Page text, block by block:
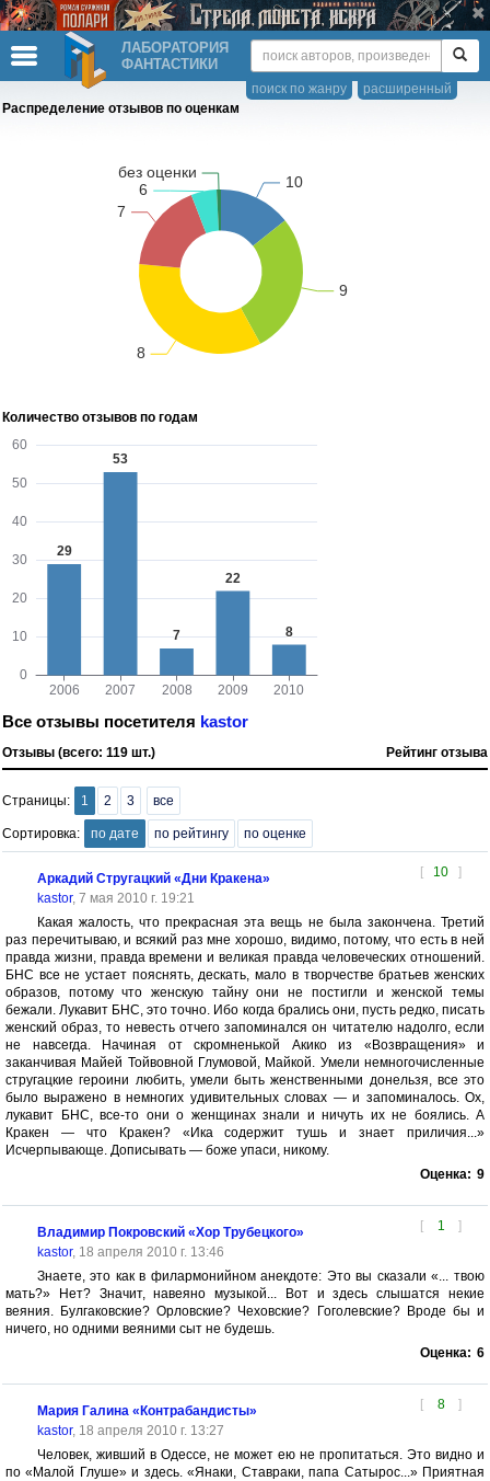
ЛАБОРАТОРИЯ
ФАНТАСТИКИ
расширенный
поиск по жанру
Распределение отзывов по оценкам
Количество отзывов по годам
Все отзывы посетителя kastor
Отзывы (всего: 119 шт.) Рейтинг отзыва
Страницы: 1 2 3 все
Сортировка: по дате по рейтингу по оценке
[ 10 ]
Аркадий Стругацкий «Дни Кракена»
kastor, 7 мая 2010 г. 19:21
Какая жалость, что прекрасная эта вещь не была закончена. Третий
раз перечитываю, и всякий раз мне хорошо, видимо, потому, что есть в ней
правда жизни, правда времени и великая правда человеческих отношений.
БНС все не устает пояснять, дескать, мало в творчестве братьев женских
образов, потому что женскую тайну они не постигли и женской темы
бежали. Лукавит БНС, это точно. Ибо когда брались они, пусть редко, писать
женский образ, то невесть отчего запоминался он читателю надолго, если
не навсегда. Начиная от скромненькой Акико из «Возвращения» и
заканчивая Майей Тойвовной Глумовой, Майкой. Умели немногочисленные
стругацкие героини любить, умели быть женственными донельзя, все это
было выражено в немногих удивительных словах — и запоминалось. Ох,
лукавит БНС, все-то они о женщинах знали и ничуть их не боялись. А
Кракен — что Кракен? «Ика содержит тушь и знает приличия...»
Исчерпывающе. Дописывать — боже упаси, никому.
Оценка: 9
[ 1 ]
Владимир Покровский «Хор Трубецкого»
kastor, 18 апреля 2010 г. 13:46
Знаете, это как в филармонийном анекдоте: Это вы сказали «... твою
мать?» Нет? Значит, навеяно музыкой... Вот и здесь слышатся некие
веяния. Булгаковские? Орловские? Чеховские? Гоголевские? Вроде бы и
ничего, но одними веяними сыт не будешь.
Оценка: 6
[ 8 ]
Мария Галина «Контрабандисты»
kastor, 18 апреля 2010 г. 13:27
Человек, живший в Одессе, не может ею не пропитаться. Это видно и
по «Малой Глуше» и здесь. «Янаки, Ставраки, папа Сатырос...» Приятная